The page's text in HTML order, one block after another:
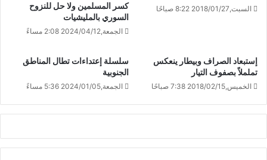
السبت,2018/01/27 8:22 صباحًا
كسر المسلمين ولا حل للنزوح
السوري بالمليشيات
الجمعة,2024/04/12 2:08 مساءً
إستبعاد الصراف وبيطار ينعكس
تململاً بصفوف التيار
الخميس,2018/02/15 7:38 صباحًا
سلسلة إعتداءات تطال المناطق
الجنوبية
الجمعة,2024/01/05 5:36 مساءً